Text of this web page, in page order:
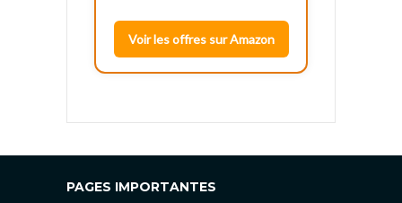
Voir les offres sur Amazon
PAGES IMPORTANTES